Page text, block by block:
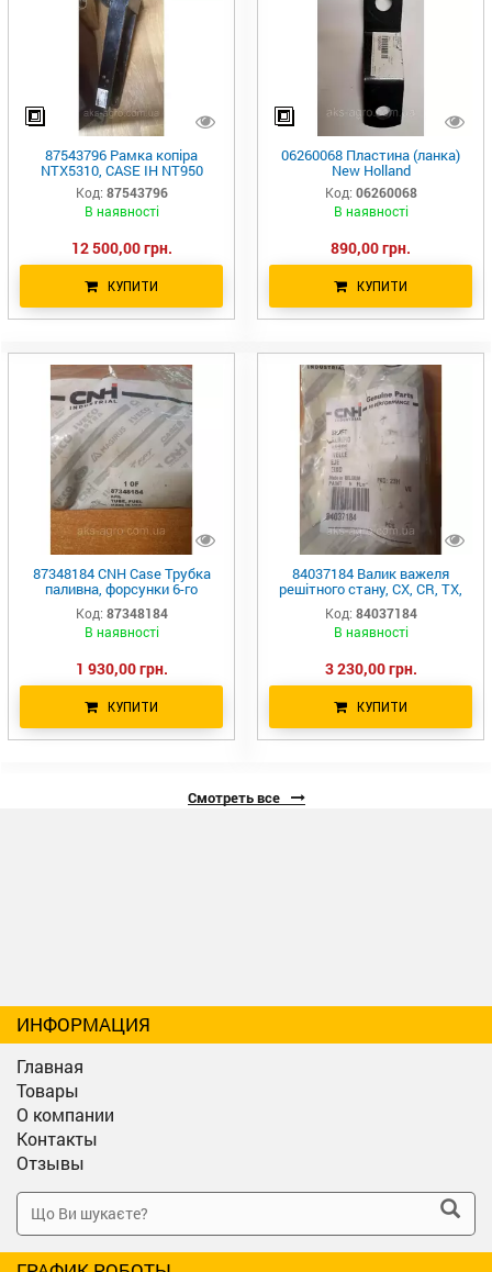
87543796 Рамка копіра
NTX5310, CASE IH NT950
Код: 87543796
В наявності
12 500,00 грн.
КУПИТИ
06260068 Пластина (ланка)
New Holland
Код: 06260068
В наявності
890,00 грн.
КУПИТИ
87348184 CNH Case Трубка
паливна, форсунки 6-го
циліндра 51599724 5446737
MX310/335/2388/T8040
Код: 87348184
В наявності
1 930,00 грн.
КУПИТИ
84037184 Валик важеля
решітного стану, CX, CR, TX,
8010
Код: 84037184
В наявності
3 230,00 грн.
КУПИТИ
Смотреть все
ИНФОРМАЦИЯ
Главная
Товары
О компании
Контакты
Отзывы